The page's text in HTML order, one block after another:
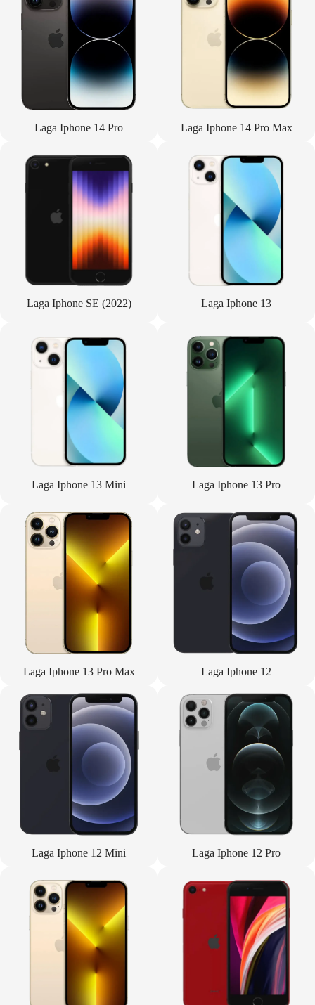
Laga Iphone 14 Pro Laga Iphone 14 Pro Max
Laga Iphone SE (2022) Laga Iphone 13
Laga Iphone 13 Mini Laga Iphone 13 Pro
Laga Iphone 13 Pro Max Laga Iphone 12
Laga Iphone 12 Mini Laga Iphone 12 Pro